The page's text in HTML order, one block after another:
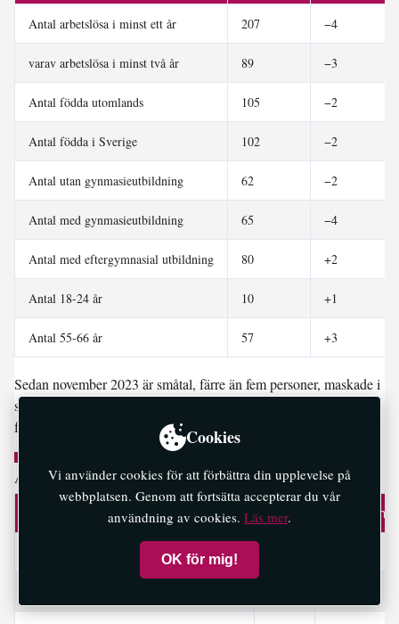
Antal arbetslösa i minst ett år 207 −4
varav arbetslösa i minst två år 89 −3
Antal födda utomlands 105 −2
Antal födda i Sverige 102 −2
Antal utan gynmasieutbildning 62 −2
Antal med gynmasieutbildning 65 −4
Antal med eftergymnasial utbildning 80 +2
Antal 18-24 år 10 +1
Antal 55-66 år 57 +3
Sedan november 2023 är småtal, färre än fem personer, maskade i
statistiken på kommunivå. Vi redovisar det som <5 i tabeller.I de
fallen redovisar vi inte förändring.
Andel arbetslösa i minst ett år i juni 2026
Ekerö
Andel arbetslösa i minst ett år
Cookies
Vi använder cookies för att förbättra din upplevelse på
webbplatsen. Genom att fortsätta accepterar du vår
användning av cookies. Läs mer.
OK för mig!